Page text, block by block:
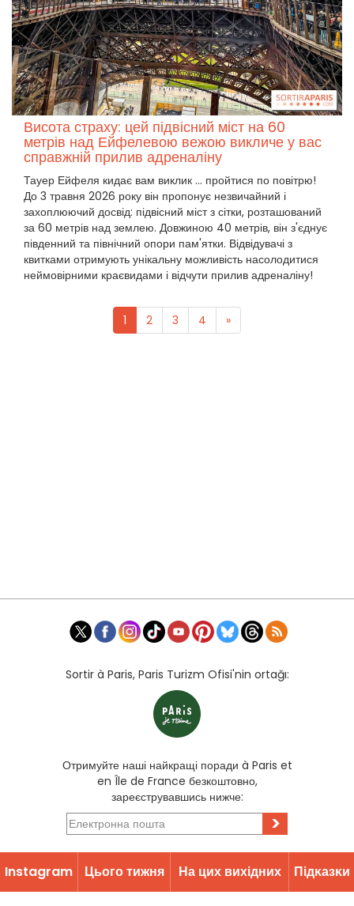
Висота страху: цей підвісний міст на 60
метрів над Ейфелевою вежою викличе у вас
справжній прилив адреналіну
Тауер Ейфеля кидає вам виклик ... пройтися по повітрю!
До 3 травня 2026 року він пропонує незвичайний і
захоплюючий досвід: підвісний міст з сітки, розташований
за 60 метрів над землею. Довжиною 40 метрів, він з'єднує
південний та північний опори пам'ятки. Відвідувачі з
квитками отримують унікальну можливість насолодитися
неймовірними краєвидами і відчути прилив адреналіну!
1 2 3 4 »
Sortir à Paris, Paris Turizm Ofisi'nin ortağı:
Отримуйте наші найкращі поради à Paris et
en Île de France безкоштовно,
зареєструвавшись нижче:
>
Instagram Цього тижня На цих вихідних Підĸазĸи